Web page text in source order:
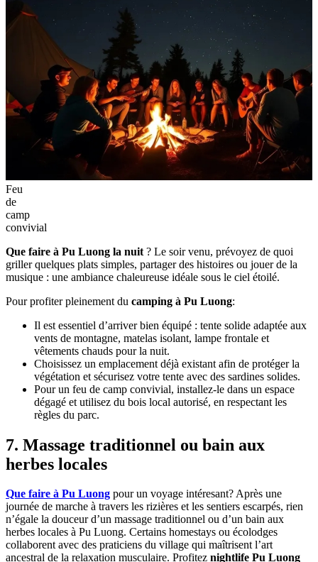
Feu
de
camp
convivial
Que faire à Pu Luong la nuit ? Le soir venu, prévoyez de quoi
griller quelques plats simples, partager des histoires ou jouer de la
musique : une ambiance chaleureuse idéale sous le ciel étoilé.
Pour profiter pleinement du camping à Pu Luong:
Il est essentiel d’arriver bien équipé : tente solide adaptée aux
vents de montagne, matelas isolant, lampe frontale et
vêtements chauds pour la nuit.
Choisissez un emplacement déjà existant afin de protéger la
végétation et sécurisez votre tente avec des sardines solides.
Pour un feu de camp convivial, installez-le dans un espace
dégagé et utilisez du bois local autorisé, en respectant les
règles du parc.
7. Massage traditionnel ou bain aux
herbes locales
Que faire à Pu Luong pour un voyage intéresant? Après une
journée de marche à travers les rizières et les sentiers escarpés, rien
n’égale la douceur d’un massage traditionnel ou d’un bain aux
herbes locales à Pu Luong. Certains homestays ou écolodges
collaborent avec des praticiens du village qui maîtrisent l’art
ancestral de la relaxation musculaire. Profitez nightlife Pu Luong